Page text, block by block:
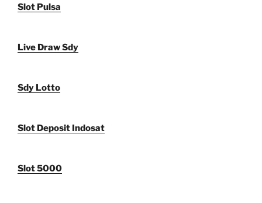
Slot Pulsa
Live Draw Sdy
Sdy Lotto
Slot Deposit Indosat
Slot 5000